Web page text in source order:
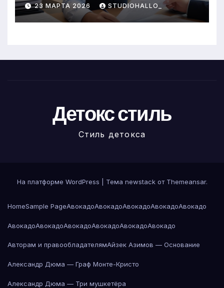
23 МАРТА 2026 STUDIOHALLO_
Детокс стиль
Стиль детокса
На платформе WordPress Тема newstack от Themeansar.
HomeSample PageАвокадоАвокадоАвокадоАвокадоАвокадо
АвокадоАвокадоАвокадоАвокадоАвокадоАвокадо
Авторам и правообладателямАйзек Азимов — Основание
Александр Дюма — Граф Монте-Кристо
Александр Дюма — Три мушкетёра